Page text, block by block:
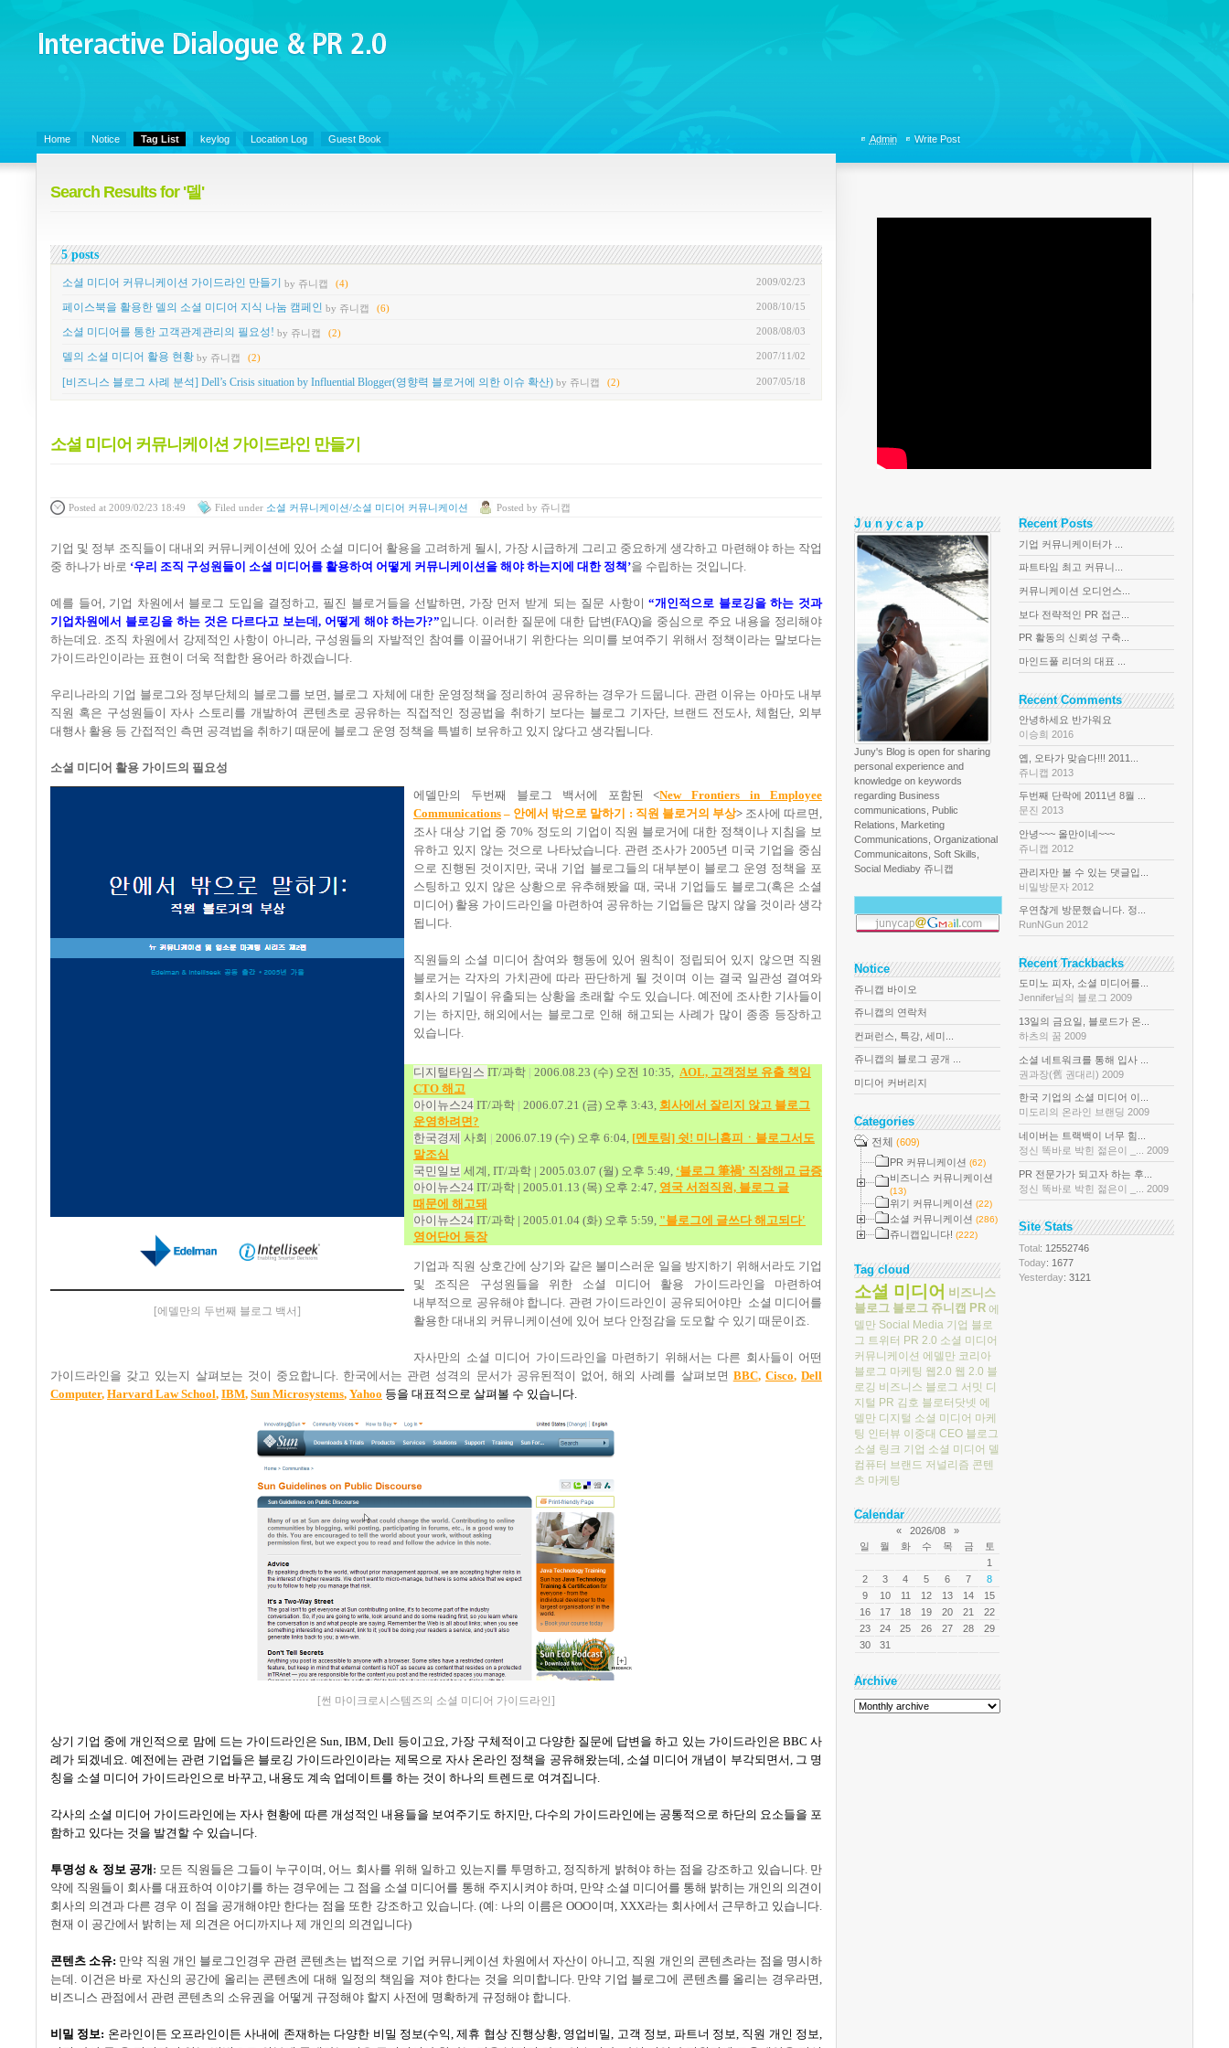
Interactive Dialogue &
PR 2.0
Home Notice Tag List keylog Location Log Guest Book
Search Results for '델'
5 posts
2009/02/23
소셜 미디어 커뮤니케이션 가이드라인 만들기 by 쥬니캡 (4)
2008/10/15
페이스북을 활용한 델의 소셜 미디어 지식 나눔 캠페인 by 쥬니캡 (6)
2008/08/03
소셜 미디어를 통한 고객관계관리의 필요성! by 쥬니캡 (2)
2007/11/02
델의 소셜 미디어 활용 현황 by 쥬니캡 (2)
2007/05/18
[비즈니스 블로그 사례 분석] Dell’s Crisis situation by Influential Blogger(영향력 블로거에 의한 이슈 확산) by 쥬니캡 (2)
소셜 미디어 커뮤니케이션 가이드라인 만들기
Posted at 2009/02/23 18:49 Filed under 소셜 커뮤니케이션/소셜 미디어 커뮤니케이션 Posted by 쥬니캡
기업 및 정부 조직들이 대내외 커뮤니케이션에 있어 소셜 미디어 활용을 고려하게 될시 , 가장 시급하게 그리고 중요하게 생각하고 마련해야 하는 작업
중 하나가 바로 ‘우리 조직 구성원들이 소셜 미디어를 활용하여 어떻게 커뮤니케이션을 해야 하는지에 대한 정책’을 수립하는 것입니다.
예를 들어, 기업 차원에서 블로그 도입을 결정하고, 필진 블로거들을 선발하면 , 가장 먼저 받게 되는 질문 사항이“개인적으로 블로깅을 하는 것과
기업차원에서 블로깅을 하는 것은 다르다고 보는데 , 어떻게 해야 하는가?”입니다. 이러한 질문에 대한 답변(FAQ)을 중심으로 주요 내용을 정리해야
하는데요. 조직 차원에서 강제적인 사항이 아니라, 구성원들의 자발적인 참여를 이끌어내기 위한다는 의미를 보여주기 위해서 정책이라는 말보다는
가이드라인이라는 표현이 더욱 적합한 용어라 하겠습니다.
우리나라의 기업 블로그와 정부단체의 블로그를 보면 , 블로그 자체에 대한 운영정책을 정리하여 공유하는 경우가 드뭅니다. 관련 이유는 아마도 내부
직원 혹은 구성원들이 자사 스토리를 개발하여 콘텐츠로 공유하는 직접적인 정공법을 취하기 보다는 블로그 기자단, 브랜드 전도사,체험단, 외부
대행사 활용 등 간접적인 측면 공격법을 취하기 때문에 블로그 운영 정책을 특별히 보유하고 있지 않다고 생각됩니다.
소셜 미디어 활용 가이드의 필요성
[에델만의 두번째 블로그 백서]
에델만의 두번째 블로그 백서에 포함된<New Frontiers in Employee
Communications – 안에서 밖으로 말하기 : 직원 블로거의 부상> 조사에 따르면 ,
조사 대상 기업 중 70% 정도의 기업이 직원 블로거에 대한 정책이나 지침을 보
유하고 있지 않는 것으로 나타났습니다. 관련 조사가 2005년 미국 기업을 중심
으로 진행된 것이지만, 국내 기업 블로그들의 대부분이 블로그 운영 정책을 포
스팅하고 있지 않은 상황으로 유추해봤을 때 , 국내 기업들도 블로그(혹은 소셜
미디어) 활용 가이드라인을 마련하여 공유하는 기업들은 많지 않을 것이라 생각
됩니다.
직원들의 소셜 미디어 참여와 행동에 있어 원칙이 정립되어 있지 않으면 직원
블로거는 각자의 가치관에 따라 판단하게 될 것이며 이는 결국 일관성 결여와
회사의 기밀이 유출되는 상황을 초래할 수도 있습니다. 예전에 조사한 기사들이
기는 하지만,해외에서는 블로그로 인해 해고되는 사례가 많이 종종 등장하고
있습니다.
디지털타임스 IT/과학 | 2006.08.23 (수) 오전 10:35, AOL, 고객정보 유출 책임
CTO 해고
아이뉴스24 IT/과학 | 2006.07.21 (금) 오후 3:43, 회사에서 잘리지 않고 블로그
운영하려면?
한국경제 사회 | 2006.07.19 (수) 오후 6:04, [멘토링] 쉿! 미니홈피ㆍ블로그서도
말조심
국민일보 세계 , IT/과학 | 2005.03.07 (월) 오후 5:49, ‘블로그 筆禍’ 직장해고 급증
아이뉴스24 IT/과학 | 2005.01.13 (목) 오후 2:47, 영국 서점직원, 블로그 글
때문에 해고돼
아이뉴스24 IT/과학 | 2005.01.04 (화) 오후 5:59, "블로그에 글쓰다 해고되다'
영어단어 등장
기업과 직원 상호간에 상기와 같은 불미스러운 일을 방지하기 위해서라도 기업
및 조직은 구성원들을 위한 소셜 미디어 활용 가이드라인을 마련하여
내부적으로 공유해야 합니다. 관련 가이드라인이 공유되어야만 소셜 미디어를
활용한 대내외 커뮤니케이션에 있어 보다 안정감을 도모할 수 있기 때문이죠.
자사만의 소셜 미디어 가이드라인을 마련하기 위해서는 다른 회사들이 어떤
가이드라인을 갖고 있는지 살펴보는 것이 중요합니다. 한국에서는 관련 성격의 문서가 공유된적이 없어 ,해외 사례를 살펴보면 BBC, Cisco,Dell
Computer, Harvard Law School, IBM, Sun Microsystems, Yahoo 등을 대표적으로 살펴볼 수 있습니다.
[썬 마이크로시스템즈의 소셜 미디어 가이드라인]
상기 기업 중에 개인적으로 맘에 드는 가이드라인은 Sun, IBM, Dell 등이고요 가장 구체적이고 다양한 질문에 답변을 하고 있는 가이드라인은 BBC사
례가 되겠네요 예전에는 관련 기업들은 블로깅 가이드라인이라는 제목으로 자사 온라인 정책을 공유해왔는데 소셜 미디어 개념이 부각되면서
그 명
칭을 소셜 미디어 가이드라인으로 바꾸고 내용도 계속 업데이트를 하는 것이 하나의 트렌드로 여겨집니다.
각사의 소셜 미디어 가이드라인에는 자사 현황에 따른 개성적인 내용들을 보여주기도 하지만 다수의 가이드라인에는 공통적으로 하단의 요소들을 포
함하고 있다는 것을 발견할 수 있습니다
투명성 & 정보 공개: 모든 직원들은 그들이 누구이며 어느 회사를 위해 일하고 있는지를 투명하고 정직하게 밝혀야 하는 점을 강조하고 있습니다. 만
약에 직원들이 회사를 대표하여 이야기를 하는 경우에는 그 점을 소셜 미디어를 통해 주지시켜야 하며 만약 소셜 미디어를 통해 밝히는 개인의 의견이
회사의 의견과 다른 경우 이 점을 공개해야만 한다는 점을 또한 강조하고 있습니다. (예 : 나의 이름은 OOO이며 , XXX라는 회사에서 근무하고 있습니다
현재 이 공간에서 밝히는 제 의견은 어디까지나 제 개인의 의견입니다)
콘텐츠 소유: 만약 직원 개인 블로그인경우 관련 콘텐츠는 법적으로 기업 커뮤니케이션 차원에서 자산이 아니고 직원 개인의 콘텐츠라는 점을 명시하
는데
이건은 바로 자신의 공간에 올리는 콘텐츠에 대해 일정의 책임을 져야 한다는 것을 의미합니다. 만약 기업 블로그에 콘텐츠를 올리는 경우라면
비즈니스 관점에서 관련 콘텐츠의 소유권을 어떻게 규정해야 할지 사전에 명확하게 규정해야 합니다
비밀 정보: 온라인이든 오프라인이든 사내에 존재하는 다양한 비밀 정보(수익 ,제휴 협상 진행상황 영업비밀 고객 정보 파트너 정보 직원 개인 정보
Admin Write Post
J u n y c a p
Juny's Blog is open for sharing
personal experience and
knowledge on keywords
regarding Business
communications, Public
Relations, Marketing
Communications, Organizational
Communicaitons, Soft Skills,
Social Mediaby 쥬니캡
Notice
쥬니캡 바이오
쥬니캡의 연락처
컨퍼런스, 특강, 세미...
쥬니캡의 블로그 공개 ...
미디어 커버리지
Categories
전체 (609)
PR 커뮤니케이션 (62)
비즈니스 커뮤니케이션
(13)
위기 커뮤니케이션 (22)
소셜 커뮤니케이션 (286)
쥬니캡입니다! (222)
Tag cloud
소셜 미디어 비즈니스
블로그 블로그 쥬니캡 PR 에
델만 Social Media 기업 블로
그 트위터 PR 2.0 소셜 미디어
커뮤니케이션 에델만 코리아
블로그 마케팅 웹2.0 웹 2.0 블
로깅 비즈니스 블로그 서밋 디
지털 PR 김호 블로터닷넷 에
델만 디지털 소셜 미디어 마케
팅 인터뷰 이중대 CEO 블로그
소셜 링크 기업 소셜 미디어 델
컴퓨터 브랜드 저널리즘 콘텐
츠 마케팅
Calendar
« 2026/08
»
일
월 화 수 목 금
토
1
2
3 4 5 6 7
8
9
10 11 12 13 14
15
16
17 18 19 20 21
22
23
24 25 26 27 28
29
30
31
Archive
Recent Posts
기업 커뮤니케이터가 ...
파트타임 최고 커뮤니...
커뮤니케이션 오디언스...
보다 전략적인 PR 접근...
PR 활동의 신뢰성 구축...
마인드풀 리더의 대표 ...
Recent Comments
안녕하세요 반가워요
이승희 2016
옙, 오타가 맞슴다!!! 2011...
쥬니캡 2013
두번째 단락에 2011년 8월 ...
문진 2013
안녕~~~ 올만이네~~~
쥬니캡 2012
관리자만 볼 수 있는 댓글입...
비밀방문자 2012
우연찮게 방문했습니다. 정...
RunNGun 2012
Recent Trackbacks
도미노 피자, 소셜 미디어를...
Jennifer님의 블로그 2009
13일의 금요일, 블로드가 온...
하츠의 꿈 2009
소셜 네트워크를 통해 입사 ...
권과장(舊 권대리) 2009
한국 기업의 소셜 미디어 이...
미도리의 온라인 브랜딩 2009
네이버는 트랙백이 너무 힘...
정신 똑바로 박힌 젊은이 _... 2009
PR 전문가가 되고자 하는 후...
정신 똑바로 박힌 젊은이 _... 2009
Site Stats
Total: 12552746
Today: 1677
Yesterday: 3121